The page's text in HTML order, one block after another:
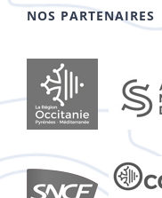
NOS PARTENAIRES